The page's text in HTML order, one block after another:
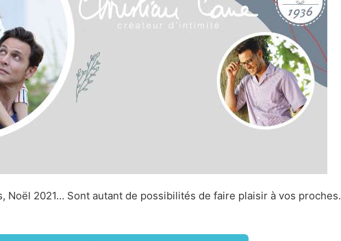
2021… Sont autant de possibilités de faire plaisir à vos proches.